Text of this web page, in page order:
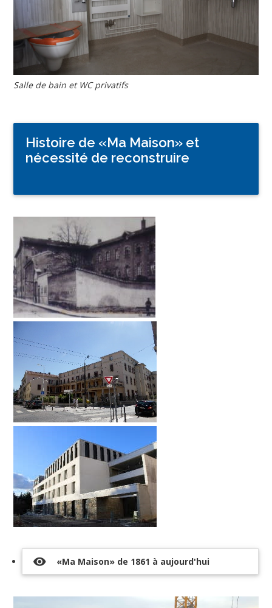
Salle de bain et WC privatifs
Histoire de «Ma Maison» et
nécessité de reconstruire
visibility «Ma Maison» de 1861 à aujourd'hui